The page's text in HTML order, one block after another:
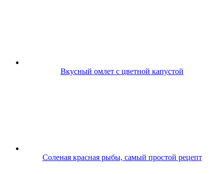
Вкусный омлет с цветной капустой
Соленая красная рыбы, самый простой рецепт